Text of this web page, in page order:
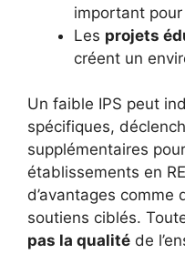
important pour
Les projets
créent un
Un faible IPS peut
spécifiques,
supplémentaires
établissements en
d’avantages
soutiens ciblés.
pas la qualité de